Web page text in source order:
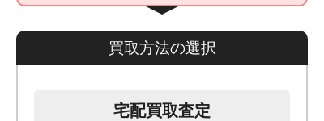
買取方法の選択
宅配買取査定